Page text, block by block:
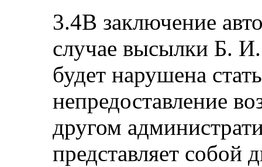
3.4В заключение
случае высылки Б.
будет нарушена
непредоставление
другом
представляет собой